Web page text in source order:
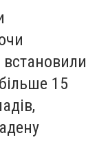
встановили
15